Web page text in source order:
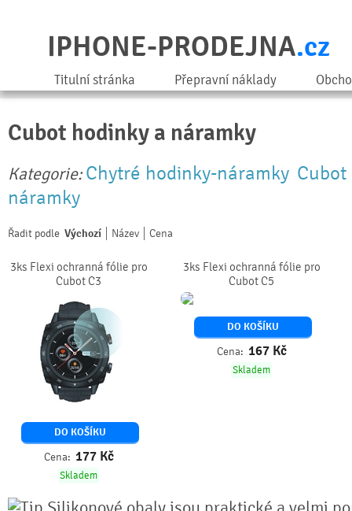
IPHONE-PRODEJNA.cz
Titulní stránka Přepravní náklady
Cubot hodinky a náramky
Kategorie: Chytré hodinky-náramky
náramky
Řadit podle Výchozí Název Cena
3ks Flexi ochranná fólie pro
Cubot C3
DO KOŠÍKU
Cena: 177 Kč
Skladem
3ks Flexi ochranná fólie pro
Cubot C5
DO KOŠÍKU
Cena: 167 Kč
Skladem